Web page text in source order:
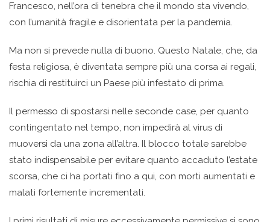
Francesco, nell’ora di tenebra che il mondo sta vivendo,
con l’umanità fragile e disorientata per la pandemia.
Ma non si prevede nulla di buono. Questo Natale, che, da
festa religiosa, è diventata sempre più una corsa ai regali,
rischia di restituirci un Paese più infestato di prima.
Il permesso di spostarsi nelle seconde case, per quanto
contingentato nel tempo, non impedirà al virus di
muoversi da una zona all’altra. Il blocco totale sarebbe
stato indispensabile per evitare quanto accaduto l’estate
scorsa, che ci ha portati fino a qui, con morti aumentati e
malati fortemente incrementati.